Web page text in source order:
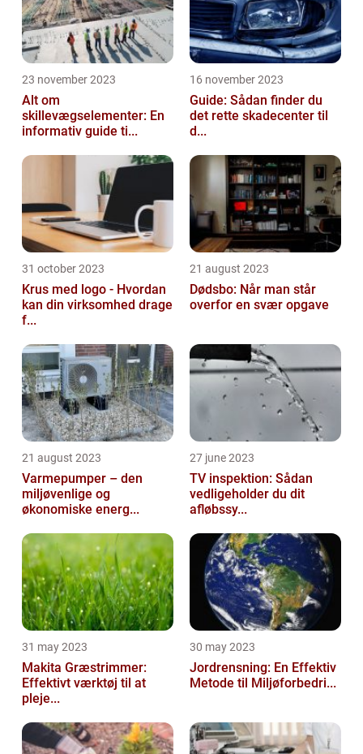
23 november 2023
Alt om
skillevægselementer: En
informativ guide ti...
16 november 2023
Guide: Sådan finder du
det rette skadecenter til
d...
31 october 2023
Krus med logo - Hvordan
kan din virksomhed drage
f...
21 august 2023
Dødsbo: Når man står
overfor en svær opgave
21 august 2023
Varmepumper – den
miljøvenlige og
økonomiske energ...
27 june 2023
TV inspektion: Sådan
vedligeholder du dit
afløbssy...
31 may 2023
Makita Græstrimmer:
Effektivt værktøj til at
pleje...
30 may 2023
Jordrensning: En Effektiv
Metode til Miljøforbedri...